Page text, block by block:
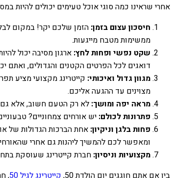
אחרי שראינו כמה סוגי אוכל טעימים יכולים להיות
חיסכון עצום בזמן: הזמן שלכם יקר! במקום
ממשימות מטבח מייגעות.
שקט נפשי ופחות לחץ: ארגון מסיבה יכול
דואגים לכל הפרטים הקטנים והגדולים, ואתם
מגוון גדול ואיכותי: קייטרינג מקצועי מציע
מצוינים עד ההגעה אליכם.
מראה יפה ומושך: לא רק הטעם חשוב, אלא גם
פתרונות לכולם: יש אורחים צמחוניים?
פחות בלגן וניקיון: אחת הברכות הגדולות של
ומאפשר לכם להמשיך ליהנות גם אחרי
מקצועיות וניסיון: חברת קייטרינג שעוסקת
בין אם אתם חוגגים יום הולדת 50,
קייטרינג לגיל 50 ,